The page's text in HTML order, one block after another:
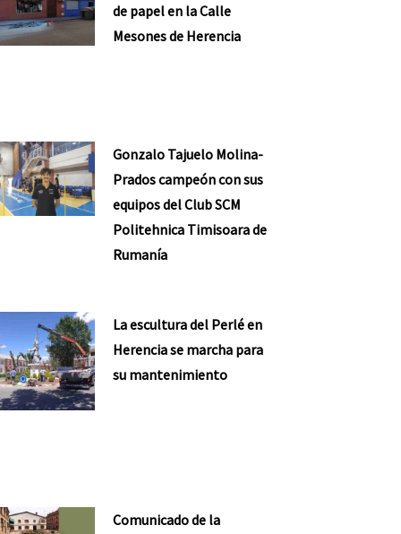
de papel en la Calle
Mesones de Herencia
Gonzalo Tajuelo Molina-
Prados campeón con sus
equipos del Club SCM
Politehnica Timisoara de
Rumanía
La escultura del Perlé en
Herencia se marcha para
su mantenimiento
Comunicado de la